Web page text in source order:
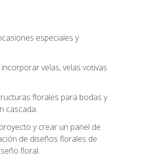
especiales y
velas, velas votivas
florales para bodas y
cascada.
y crear un panel de
de diseños florales de
floral.